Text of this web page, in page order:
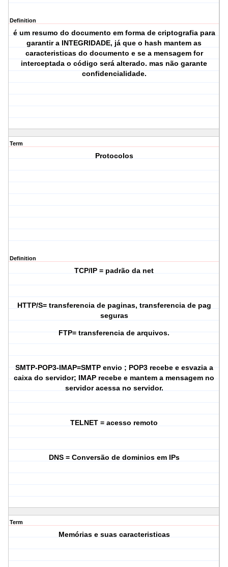
Definition
é um resumo do documento em forma de criptografia para
garantir a INTEGRIDADE, já que o hash mantem as
caracteristicas do documento e se a mensagem for
interceptada o código será alterado. mas não garante
confidencialidade.
Term
Protocolos
Definition
TCP/IP = padrão da net
HTTP/S= transferencia de paginas, transferencia de pag
seguras
FTP= transferencia de arquivos.
SMTP-POP3-IMAP=SMTP envio ; POP3 recebe e esvazia a
caixa do servidor; IMAP recebe e mantem a mensagem no
servidor acessa no servidor.
TELNET = acesso remoto
DNS = Conversão de dominios em IPs
Term
Memórias e suas caracteristicas